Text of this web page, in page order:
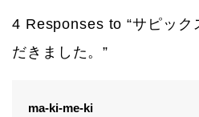
4 Responses to “サピック
だきました。”
ma-ki-me-ki